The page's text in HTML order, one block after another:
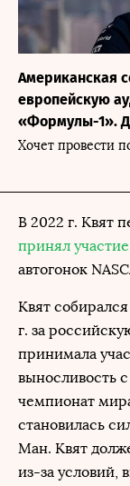
Американская
европейскую
«Формулы-1».
Хочет провести
В 2022 г. Квят
принял участие
автогонок
Квят
г. за
принимала
выносливость
чемпионат
становилась
Ман. Квят
из-за условий,